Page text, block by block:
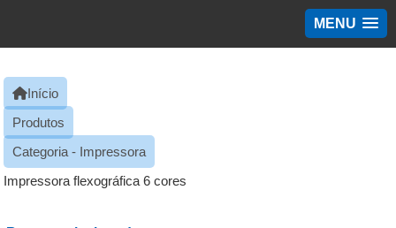
MENU
Início
Produtos
Categoria - Impressora
Impressora flexográfica 6 cores